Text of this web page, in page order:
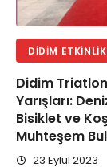
DIDIM
Didim Triatlon
Yarışları:
Bisiklet ve
Muhteşem
23 Eylül 2023